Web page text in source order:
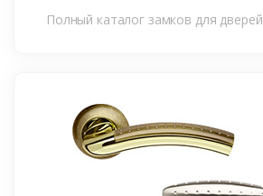
Полный каталог замков для дверей